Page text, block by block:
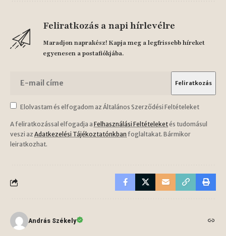
Feliratkozás a napi hírlevélre
Maradjon naprakész! Kapja meg a legfrissebb híreket
egyenesen a postafiókjába.
Elolvastam és elfogadom az Általános Szerződési Feltételeket
A feliratkozással elfogadja a Felhasználási Feltételeketés tudomásul
veszi az Adatkezelési Tájékoztatónkban foglaltakat. Bármikor
leiratkozhat.
András Székely